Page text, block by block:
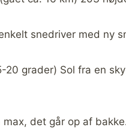
snedriver med ny
20 grader) Sol fra en
det går op af